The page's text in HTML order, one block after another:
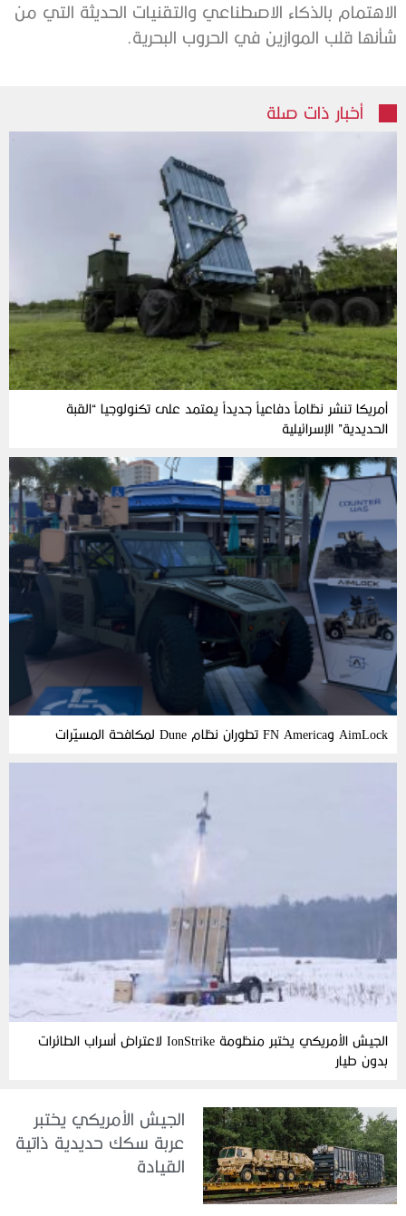
الاهتمام بالذكاء الاصطناعي والتقنيات الحديثة التي من
شأنها قلب الموازين في الحروب البحرية.
أخبار ذات صلة
أمريكا تنشر نظاماً دفاعياً جديداً يعتمد على تكنولوجيا “القبة
الحديدية” الإسرائيلية
AimLock وFN America تطوران نظام Dune لمكافحة المسيّرات
الجيش الأمريكي يختبر منظومة IonStrike لاعتراض أسراب الطائرات
بدون طيار
الجيش الأمريكي يختبر
عربة سكك حديدية ذاتية
القيادة